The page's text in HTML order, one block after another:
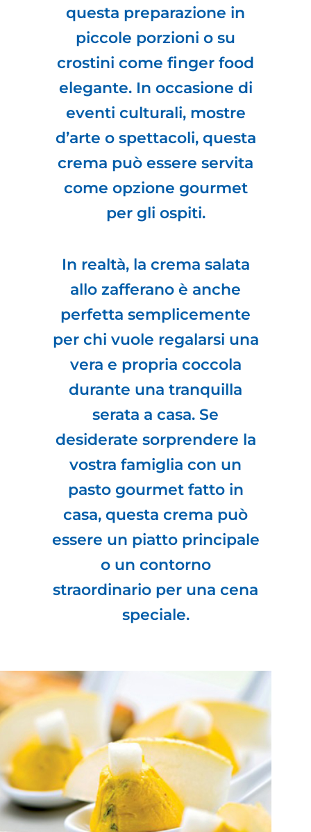
questa preparazione in
piccole porzioni o su
crostini come finger food
elegante. In occasione di
eventi culturali, mostre
d’arte o spettacoli, questa
crema può essere servita
come opzione gourmet
per gli ospiti.
In realtà, la crema salata
allo zafferano è anche
perfetta semplicemente
per chi vuole regalarsi una
vera e propria coccola
durante una tranquilla
serata a casa. Se
desiderate sorprendere la
vostra famiglia con un
pasto gourmet fatto in
casa, questa crema può
essere un piatto principale
o un contorno
straordinario per una cena
speciale.